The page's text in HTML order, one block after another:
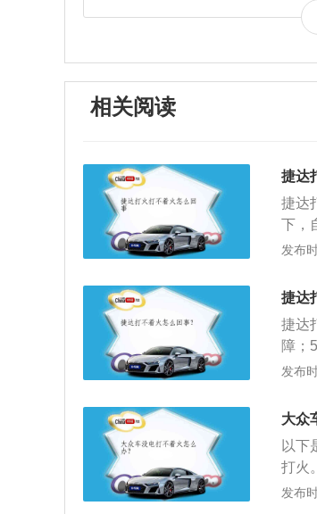
相关阅读
捷达
捷达
下，
间大
在R
火前
火线
更换
着火
滤清
回油
不稳
9、
发布
捷达
捷达
障；
为例
率
发布
大众
以下
打火
错，
发布